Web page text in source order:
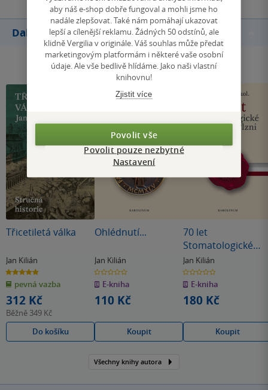
Další knihy autora
Třicetiletá válka
Jan Kilián
5.0
z
5
hvězdiček
pevná vazba
312 Kč
Běžně 349 Kč
Do košíku
Ohlédnutí...
Jan Kilián
0.0
z
5
hvězdiček
E-kniha
110 Kč
Koupit
70 let
Stomatologické
kliniky v Plzni
Jan Kilián
0.0
z
5
hvězdiček
E-kniha
180 Kč
Koupit
Všechny knihy autora
aby náš e-shop dobře fungoval a mohli jsme ho
nadále zlepšovat. Také nám pomáhají ukazovat
lepší a cílenější reklamu. Žádných 50 odstínů, ale
klidně Vergilia v originále. Váš souhlas může předat
marketingovým platformám i některé vaše osobní
údaje. Ale vše bedlivě hlídáme. Jako naši vlastní
knihovnu!
Zjistit více
Povolit vše
Povolit pouze nezbytné
Nastavení